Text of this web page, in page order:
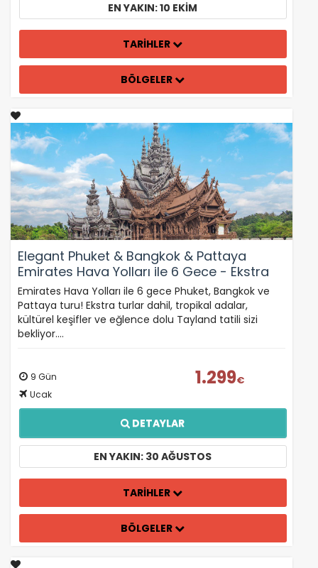
EN YAKIN: 10 EKIM
TARİHLER
BÖLGELER
Elegant Phuket & Bangkok & Pattaya
Emirates Hava Yolları ile 6 Gece - Ekstra
Turlar Dahil (FLY124)
Emirates Hava Yolları ile 6 gece Phuket, Bangkok ve
Pattaya turu! Ekstra turlar dahil, tropikal adalar,
kültürel keşifler ve eğlence dolu Tayland tatili sizi
bekliyor.…
9 Gün
Ucak
1.299€
DETAYLAR
EN YAKIN: 30 AĞUSTOS
TARİHLER
BÖLGELER